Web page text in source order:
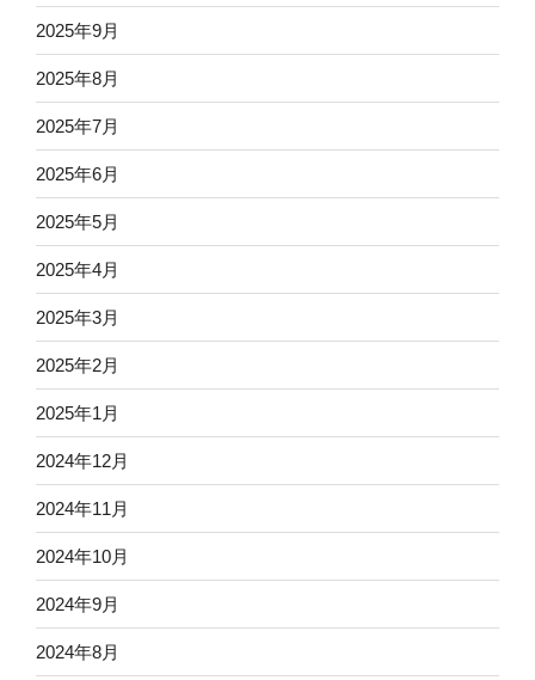
2025年9月
2025年8月
2025年7月
2025年6月
2025年5月
2025年4月
2025年3月
2025年2月
2025年1月
2024年12月
2024年11月
2024年10月
2024年9月
2024年8月